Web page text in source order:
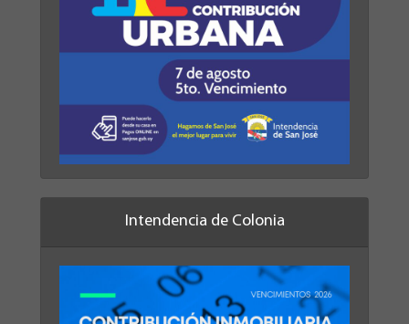
Intendencia de Colonia